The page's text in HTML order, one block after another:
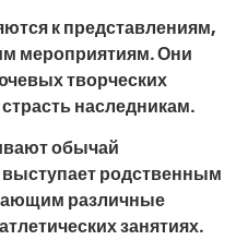
к представлениям,
мероприятиям. Они
творческих
наследникам.
обычай
выступает родственным
различные
занятиях.